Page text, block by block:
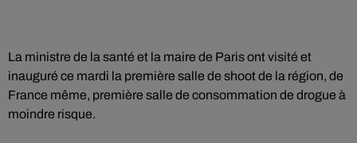
La ministre de la santé et la maire de Paris ont visité et
inauguré ce mardi la première salle de shoot de la région, de
France même, première salle de consommation de drogue à
moindre risque.